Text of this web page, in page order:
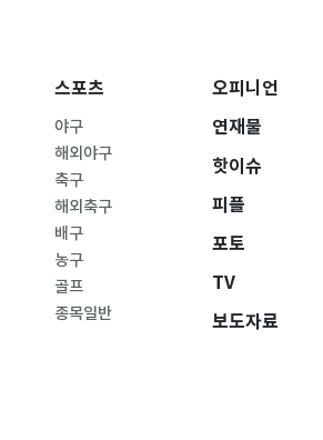
스포츠
야구
해외야구
축구
해외축구
배구
농구
골프
종목일반
오피니언
연재물
핫이슈
피플
포토
TV
보도자료